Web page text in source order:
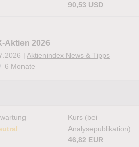
90,53 USD
Aktien 2026
| Aktienindex News & Tipps
6 Monate
Kurs (bei
Analysepublikation)
46,82 EUR